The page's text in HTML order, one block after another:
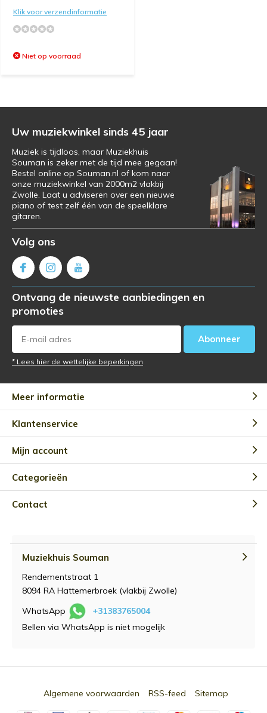
Klik voor verzendinformatie
Niet op voorraad
Uw muziekwinkel sinds 45 jaar
Muziek is tijdloos, maar Muziekhuis
Souman is zeker met de tijd mee gegaan!
Bestel online op Souman.nl of kom naar
onze muziekwinkel van 2000m2 vlakbij
Zwolle. Laat u adviseren over een nieuwe
piano of test zelf één van de speelklare
gitaren.
Volg ons
Ontvang de nieuwste aanbiedingen en
promoties
Abonneer
* Lees hier de wettelijke beperkingen
Meer informatie
Klantenservice
Mijn account
Categorieën
Contact
Muziekhuis Souman
Rendementstraat 1
8094 RA Hattemerbroek (vlakbij Zwolle)
WhatsApp
+31383765004
Bellen via WhatsApp is niet mogelijk
Algemene voorwaarden RSS-feed Sitemap